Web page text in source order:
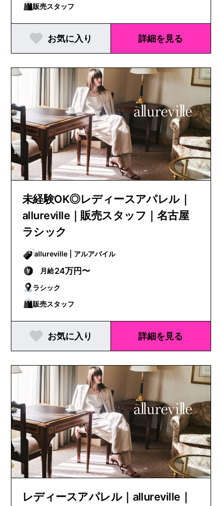
販売スタッフ
お気に入り 詳細を見る
未経験OK◎レディースアパレル｜
allureville｜販売スタッフ｜名古屋
ラシック
allureville | アルアバイル
月給24万円〜
ラシック
販売スタッフ
お気に入り 詳細を見る
レディースアパレル｜allureville｜